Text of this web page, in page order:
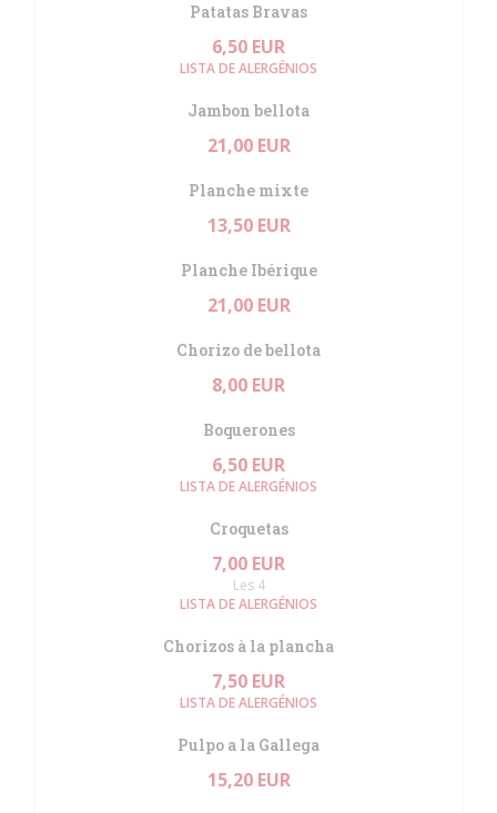
Patatas Bravas
6,50 EUR
LISTA DE ALERGÉNIOS
Jambon bellota
21,00 EUR
Planche mixte
13,50 EUR
Planche Ibérique
21,00 EUR
Chorizo de bellota
8,00 EUR
Boquerones
6,50 EUR
LISTA DE ALERGÉNIOS
Croquetas
7,00 EUR
Les 4
LISTA DE ALERGÉNIOS
Chorizos à la plancha
7,50 EUR
LISTA DE ALERGÉNIOS
Pulpo a la Gallega
15,20 EUR